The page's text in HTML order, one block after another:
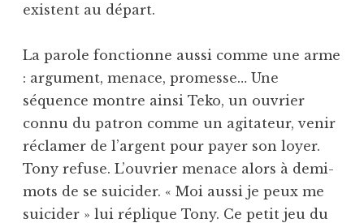
existent au départ.
La parole fonctionne aussi comme une arme
: argument, menace, promesse… Une
séquence montre ainsi Teko, un ouvrier
connu du patron comme un agitateur, venir
réclamer de l’argent pour payer son loyer.
Tony refuse. L’ouvrier menace alors à demi-
mots de se suicider. « Moi aussi je peux me
suicider » lui réplique Tony. Ce petit jeu du